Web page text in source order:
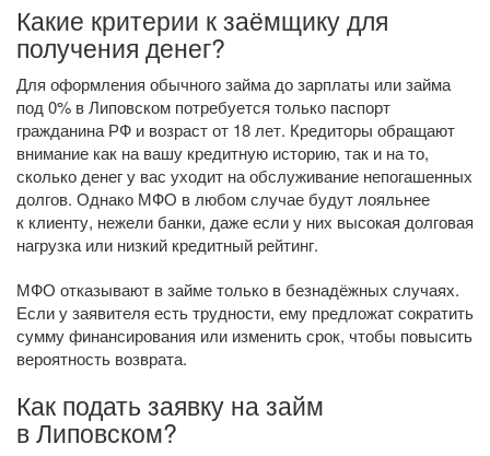
Какие критерии к заёмщику для
получения денег?
Для оформления обычного займа до зарплаты или займа
под 0% в Липовском потребуется только паспорт
гражданина РФ и возраст от 18 лет. Кредиторы обращают
внимание как на вашу кредитную историю, так и на то,
сколько денег у вас уходит на обслуживание непогашенных
долгов. Однако МФО в любом случае будут лояльнее
к клиенту, нежели банки, даже если у них высокая долговая
нагрузка или низкий кредитный рейтинг.
МФО отказывают в займе только в безнадёжных случаях.
Если у заявителя есть трудности, ему предложат сократить
сумму финансирования или изменить срок, чтобы повысить
вероятность возврата.
Как подать заявку на займ
в Липовском?